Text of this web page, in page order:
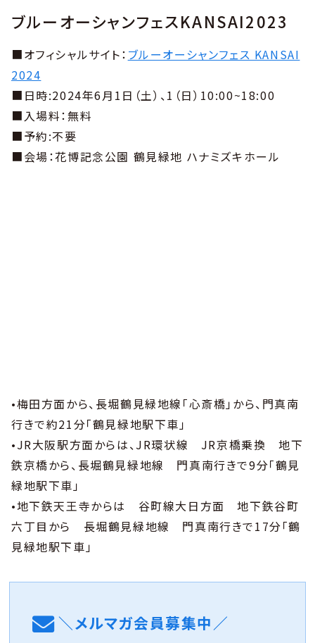
ブルーオーシャンフェスKANSAI2023
■オフィシャルサイト： ブルーオーシャンフェス KANSAI
2024
■日時:2024年6月1日（土）、1（日）10:00~18:00
■入場料：無料
■予約:不要
■会場：花博記念公園 鶴見緑地 ハナミズキホール
•梅田方面から、長堀鶴見緑地線「心斎橋」から、門真南
行きで約21分「鶴見緑地駅下車」
•JR大阪駅方面からは、JR環状線 JR京橋乗換 地下
鉄京橋から、長堀鶴見緑地線 門真南行きで9分「鶴見
緑地駅下車」
•地下鉄天王寺からは 谷町線大日方面 地下鉄谷町
六丁目から 長堀鶴見緑地線 門真南行きで17分「鶴
見緑地駅下車」
＼メルマガ会員募集中／